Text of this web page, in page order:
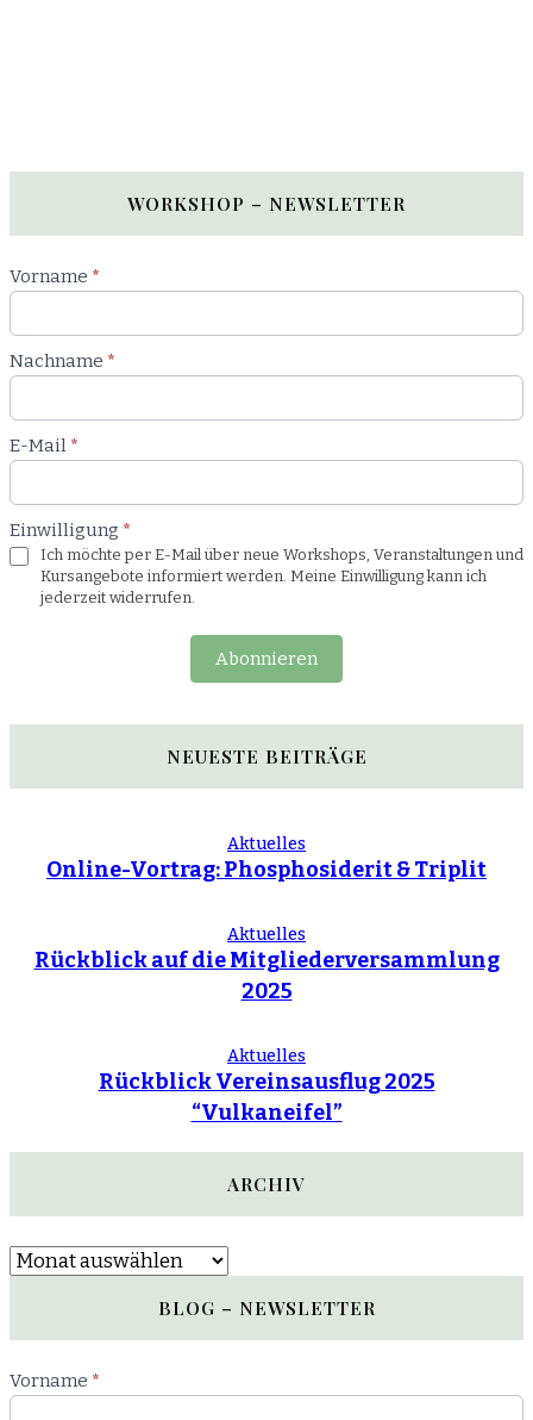
WORKSHOP – NEWSLETTER
Newsletter
Workshop
Vorname *
Nachname *
E-Mail *
Einwilligung *
Ich möchte per E-Mail über neue Workshops, Veranstaltungen und
Kursangebote informiert werden. Meine Einwilligung kann ich
jederzeit widerrufen.
Abonnieren
NEUESTE BEITRÄGE
Aktuelles
Online-Vortrag: Phosphosiderit & Triplit
Aktuelles
Rückblick auf die Mitgliederversammlung
2025
Aktuelles
Rückblick Vereinsausflug 2025
“Vulkaneifel”
ARCHIV
Archiv
BLOG – NEWSLETTER
Newsletter
Blog
Vorname *